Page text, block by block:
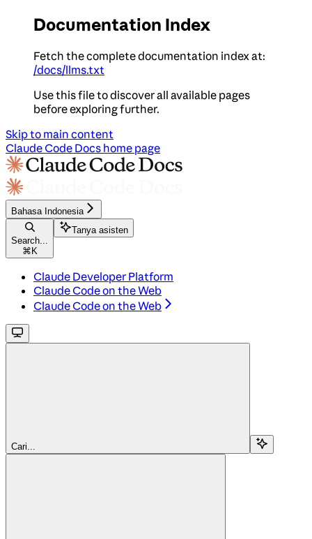
Documentation Index
Fetch the complete documentation index at:
/docs/llms.txt
Use this file to discover all available pages
before exploring further.
Skip to main content
Claude Code Docs home page
Bahasa Indonesia
Search...
⌘ K
Tanya asisten
Claude Developer Platform
Claude Code on the Web
Claude Code on the Web
Cari...